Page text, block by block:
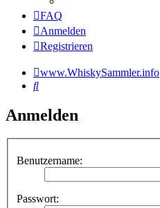
FAQ
Anmelden
Registrieren
www.WhiskySammler.info
Suche
Anmelden
Benutzername:
Passwort: